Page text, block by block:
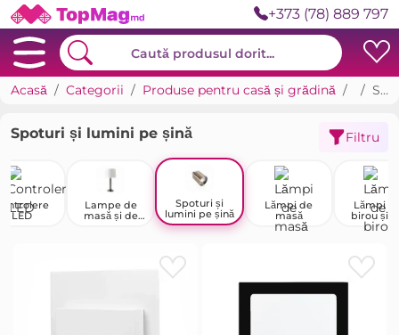
+373 (78) 889 797
Acasă Categorii Produse pentru casă și grădină Spoturi și lumini pe șină
Spoturi și lumini pe șină Filtru
LED
Lampe de
masă și de
Spoturi și
lumini pe șină
Lămpi de
masă
Lămpi
birou și
podea